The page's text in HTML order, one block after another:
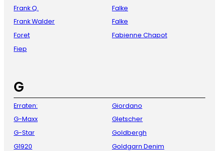
Frank Q.
Frank Walder
Foret
Fiep
Falke
Falke
Fabienne Chapot
G
Erraten:
G-Maxx
G-Star
G1920
Giordano
Gletscher
Goldbergh
Goldgarn Denim